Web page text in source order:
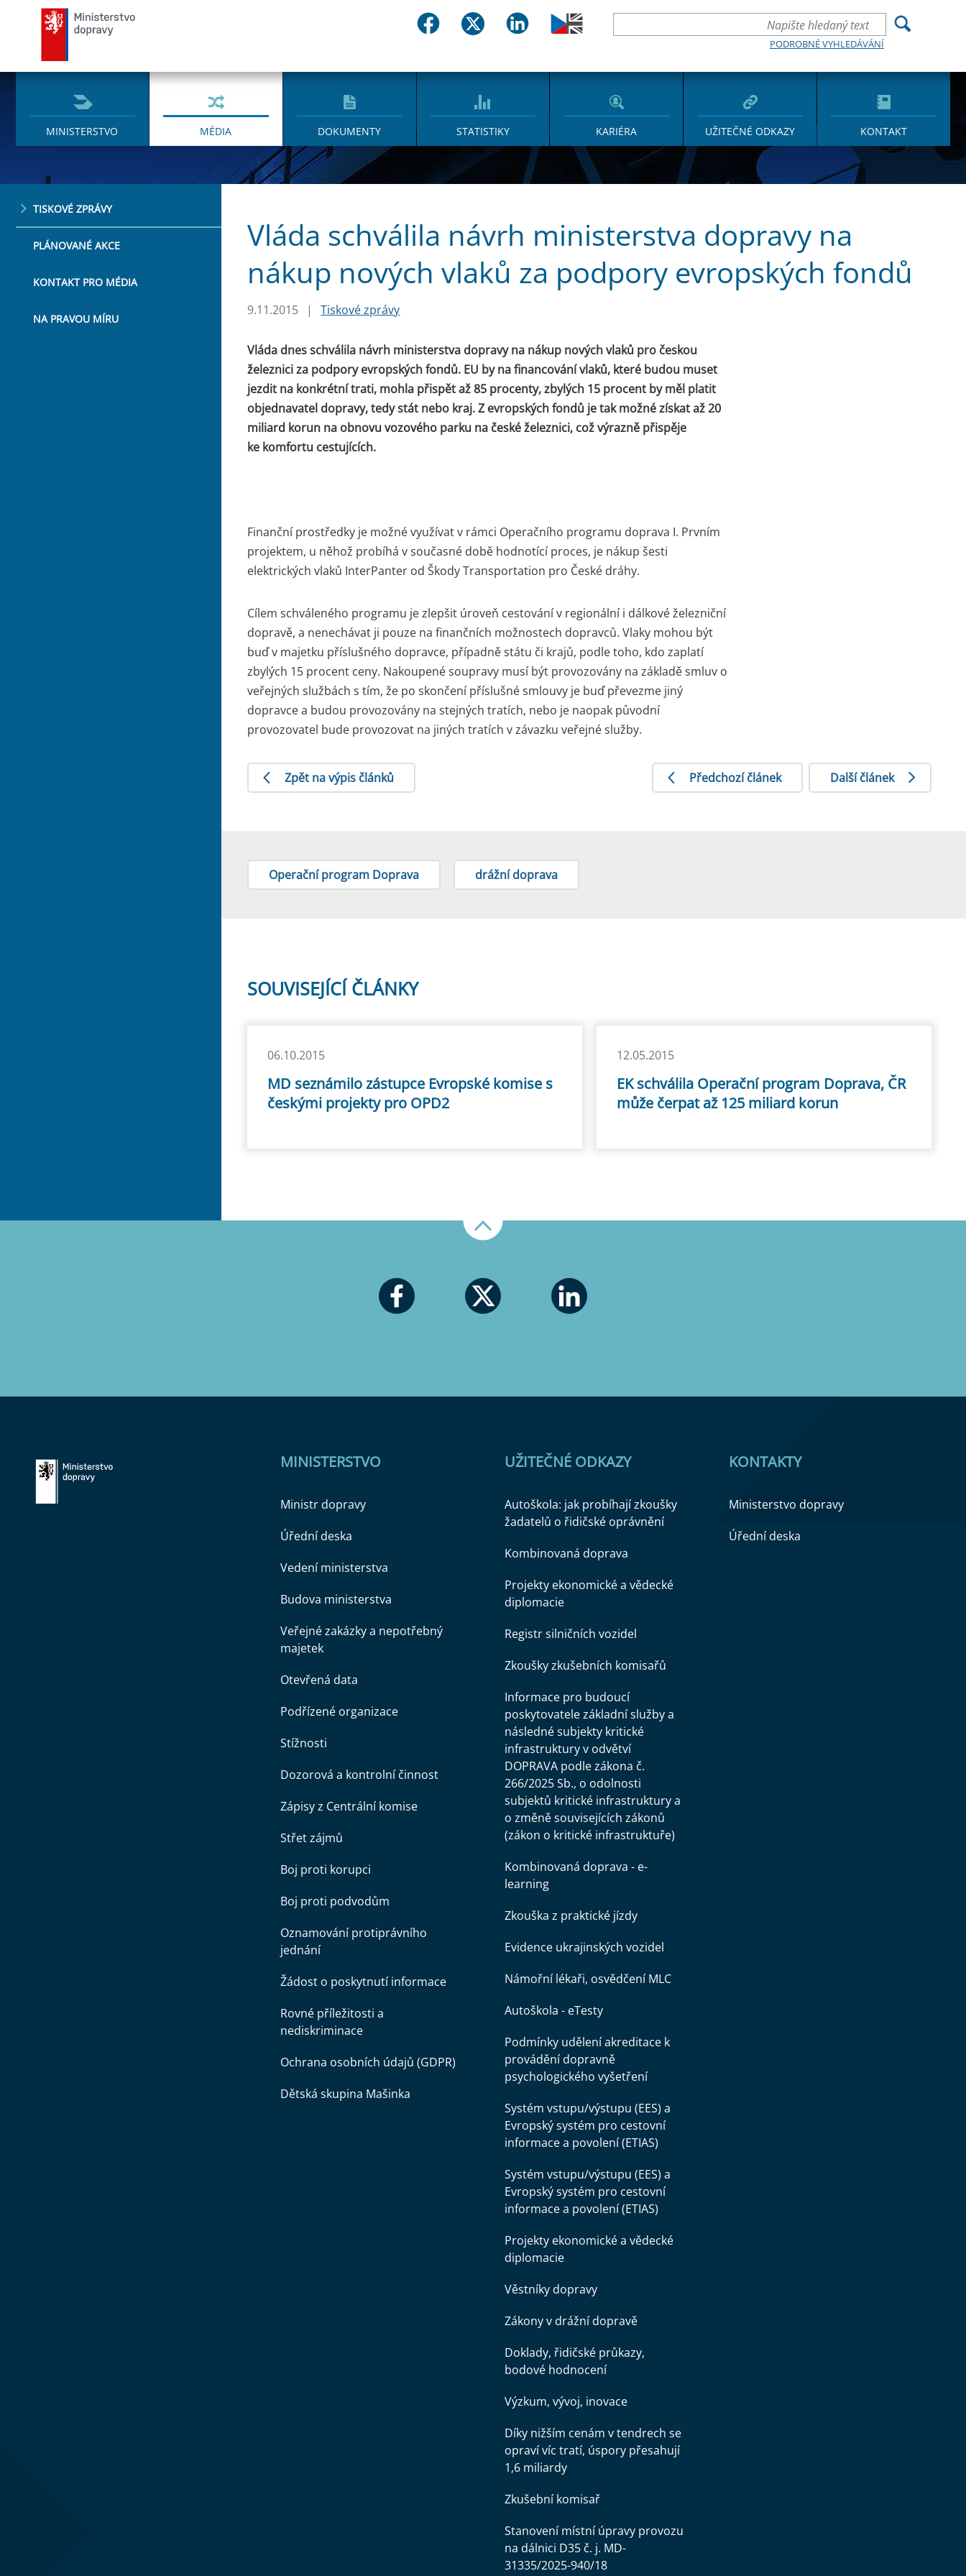
PODROBNÉ VYHLEDÁVÁNÍ
MINISTERSTVO MÉDIA DOKUMENTY STATISTIKY KARIÉRA UŽITEČNÉ ODKAZY KONTAKT
TISKOVÉ ZPRÁVY
PLÁNOVANÉ AKCE
KONTAKT PRO MÉDIA
NA PRAVOU MÍRU
Vláda schválila návrh ministerstva dopravy na
nákup nových vlaků za podpory evropských fondů
9.11.2015 | Tiskové zprávy
Vláda dnes schválila návrh ministerstva dopravy na nákup nových vlaků pro českou
železnici za podpory evropských fondů. EU by na financování vlaků, které budou muset
jezdit na konkrétní trati, mohla přispět až 85 procenty, zbylých 15 procent by měl platit
objednavatel dopravy, tedy stát nebo kraj. Z evropských fondů je tak možné získat až 20
miliard korun na obnovu vozového parku na české železnici, což výrazně přispěje
ke komfortu cestujících.
Finanční prostředky je možné využívat v rámci Operačního programu doprava I. Prvním
projektem, u něhož probíhá v současné době hodnotící proces, je nákup šesti
elektrických vlaků InterPanter od Škody Transportation pro České dráhy.
Cílem schváleného programu je zlepšit úroveň cestování v regionální i dálkové železniční
dopravě, a nenechávat ji pouze na finančních možnostech dopravců. Vlaky mohou být
buď v majetku příslušného dopravce, případně státu či krajů, podle toho, kdo zaplatí
zbylých 15 procent ceny. Nakoupené soupravy musí být provozovány na základě smluv o
veřejných službách s tím, že po skončení příslušné smlouvy je buď převezme jiný
dopravce a budou provozovány na stejných tratích, nebo je naopak původní
provozovatel bude provozovat na jiných tratích v závazku veřejné služby.
Zpět na výpis článků Předchozí článek Další článek
Operační program Doprava drážní doprava
SOUVISEJÍCÍ ČLÁNKY
06.10.2015
MD seznámilo zástupce Evropské komise s
českými projekty pro OPD2
12.05.2015
EK schválila Operační program Doprava, ČR
může čerpat až 125 miliard korun
MINISTERSTVO
Ministr dopravy
Úřední deska
Vedení ministerstva
Budova ministerstva
Veřejné zakázky a nepotřebný
majetek
Otevřená data
Podřízené organizace
Stížnosti
Dozorová a kontrolní činnost
Zápisy z Centrální komise
Střet zájmů
Boj proti korupci
Boj proti podvodům
Oznamování protiprávního
jednání
Žádost o poskytnutí informace
Rovné příležitosti a
nediskriminace
Ochrana osobních údajů (GDPR)
Dětská skupina Mašinka
UŽITEČNÉ ODKAZY
Autoškola: jak probíhají zkoušky
žadatelů o řidičské oprávnění
Kombinovaná doprava
Projekty ekonomické a vědecké
diplomacie
Registr silničních vozidel
Zkoušky zkušebních komisařů
Informace pro budoucí
poskytovatele základní služby a
následné subjekty kritické
infrastruktury v odvětví
DOPRAVA podle zákona č.
266/2025 Sb., o odolnosti
subjektů kritické infrastruktury a
o změně souvisejících zákonů
(zákon o kritické infrastruktuře)
Kombinovaná doprava - e-
learning
Zkouška z praktické jízdy
Evidence ukrajinských vozidel
Námořní lékaři, osvědčení MLC
Autoškola - eTesty
Podmínky udělení akreditace k
provádění dopravně
psychologického vyšetření
Systém vstupu/výstupu (EES) a
Evropský systém pro cestovní
informace a povolení (ETIAS)
Systém vstupu/výstupu (EES) a
Evropský systém pro cestovní
informace a povolení (ETIAS)
Projekty ekonomické a vědecké
diplomacie
Věstníky dopravy
Zákony v drážní dopravě
Doklady, řidičské průkazy,
bodové hodnocení
Výzkum, vývoj, inovace
Díky nižším cenám v tendrech se
opraví víc tratí, úspory přesahují
1,6 miliardy
Zkušební komisař
Stanovení místní úpravy provozu
na dálnici D35 č. j. MD-
31335/2025-940/18
KONTAKTY
Ministerstvo dopravy
Úřední deska